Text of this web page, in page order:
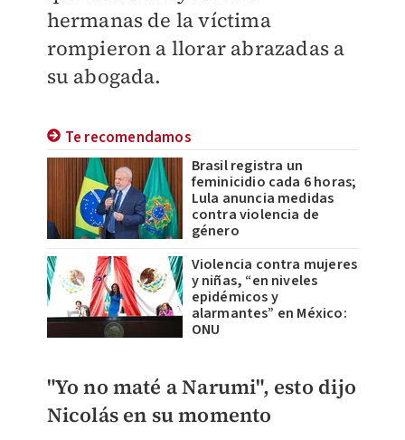
hermanas de la víctima
rompieron a llorar abrazadas a
su abogada.
Te recomendamos
Brasil registra un
feminicidio cada 6 horas;
Lula anuncia medidas
contra violencia de
género
Violencia contra mujeres
y niñas, “en niveles
epidémicos y
alarmantes” en México:
ONU
"Yo no maté a Narumi", esto dijo
Nicolás en su momento